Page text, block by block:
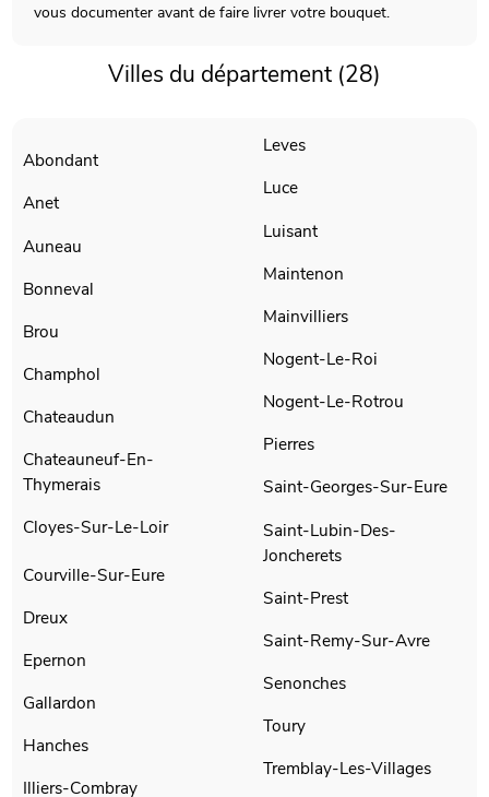
vous documenter avant de faire livrer votre bouquet.
Villes du département (28)
Abondant
Anet
Auneau
Bonneval
Brou
Champhol
Chateaudun
Chateauneuf-En-
Thymerais
Cloyes-Sur-Le-Loir
Courville-Sur-Eure
Dreux
Epernon
Gallardon
Hanches
Illiers-Combray
Leves
Luce
Luisant
Maintenon
Mainvilliers
Nogent-Le-Roi
Nogent-Le-Rotrou
Pierres
Saint-Georges-Sur-Eure
Saint-Lubin-Des-
Joncherets
Saint-Prest
Saint-Remy-Sur-Avre
Senonches
Toury
Tremblay-Les-Villages